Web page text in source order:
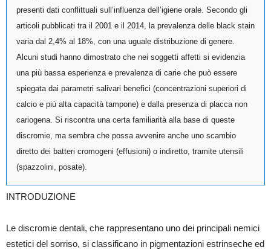
presenti dati conflittuali sull’influenza dell’igiene orale. Secondo gli
articoli pubblicati tra il 2001 e il 2014, la prevalenza delle black stain
varia dal 2,4% al 18%, con una uguale distribuzione di genere.
Alcuni studi hanno dimostrato che nei soggetti affetti si evidenzia
una più bassa esperienza e prevalenza di carie che può essere
spiegata dai parametri salivari benefici (concentrazioni superiori di
calcio e più alta capacità tampone) e dalla presenza di placca non
cariogena. Si riscontra una certa familiarità alla base di queste
discromie, ma sembra che possa avvenire anche uno scambio
diretto dei batteri cromogeni (effusioni) o indiretto, tramite utensili
(spazzolini, posate).
INTRODUZIONE
Le discromie dentali, che rappresentano uno dei principali nemici
estetici del sorriso, si classificano in pigmentazioni estrinseche ed